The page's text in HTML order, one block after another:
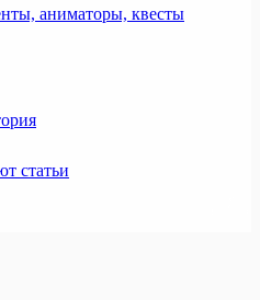
аниматоры, квесты
статьи